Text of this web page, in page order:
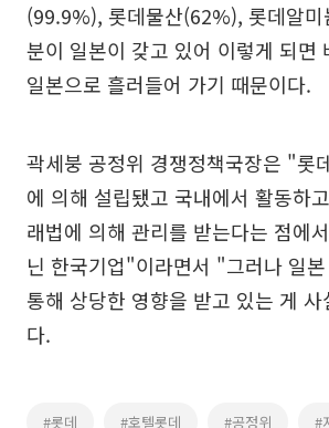
(99.9%), 롯데물산(62%), 롯데알
분이 일본이 갖고 있어 이렇게 되면
일본으로 흘러들어 가기 때문이다.
곽세붕 공정위 경쟁정책국장은 "롯
에 의해 설립됐고 국내에서 활동하
래법에 의해 관리를 받는다는 점에
닌 한국기업"이라면서 "그러나 일
통해 상당한 영향을 받고 있는 게
다.
#롯데 #호텔롯데 #공정위 #